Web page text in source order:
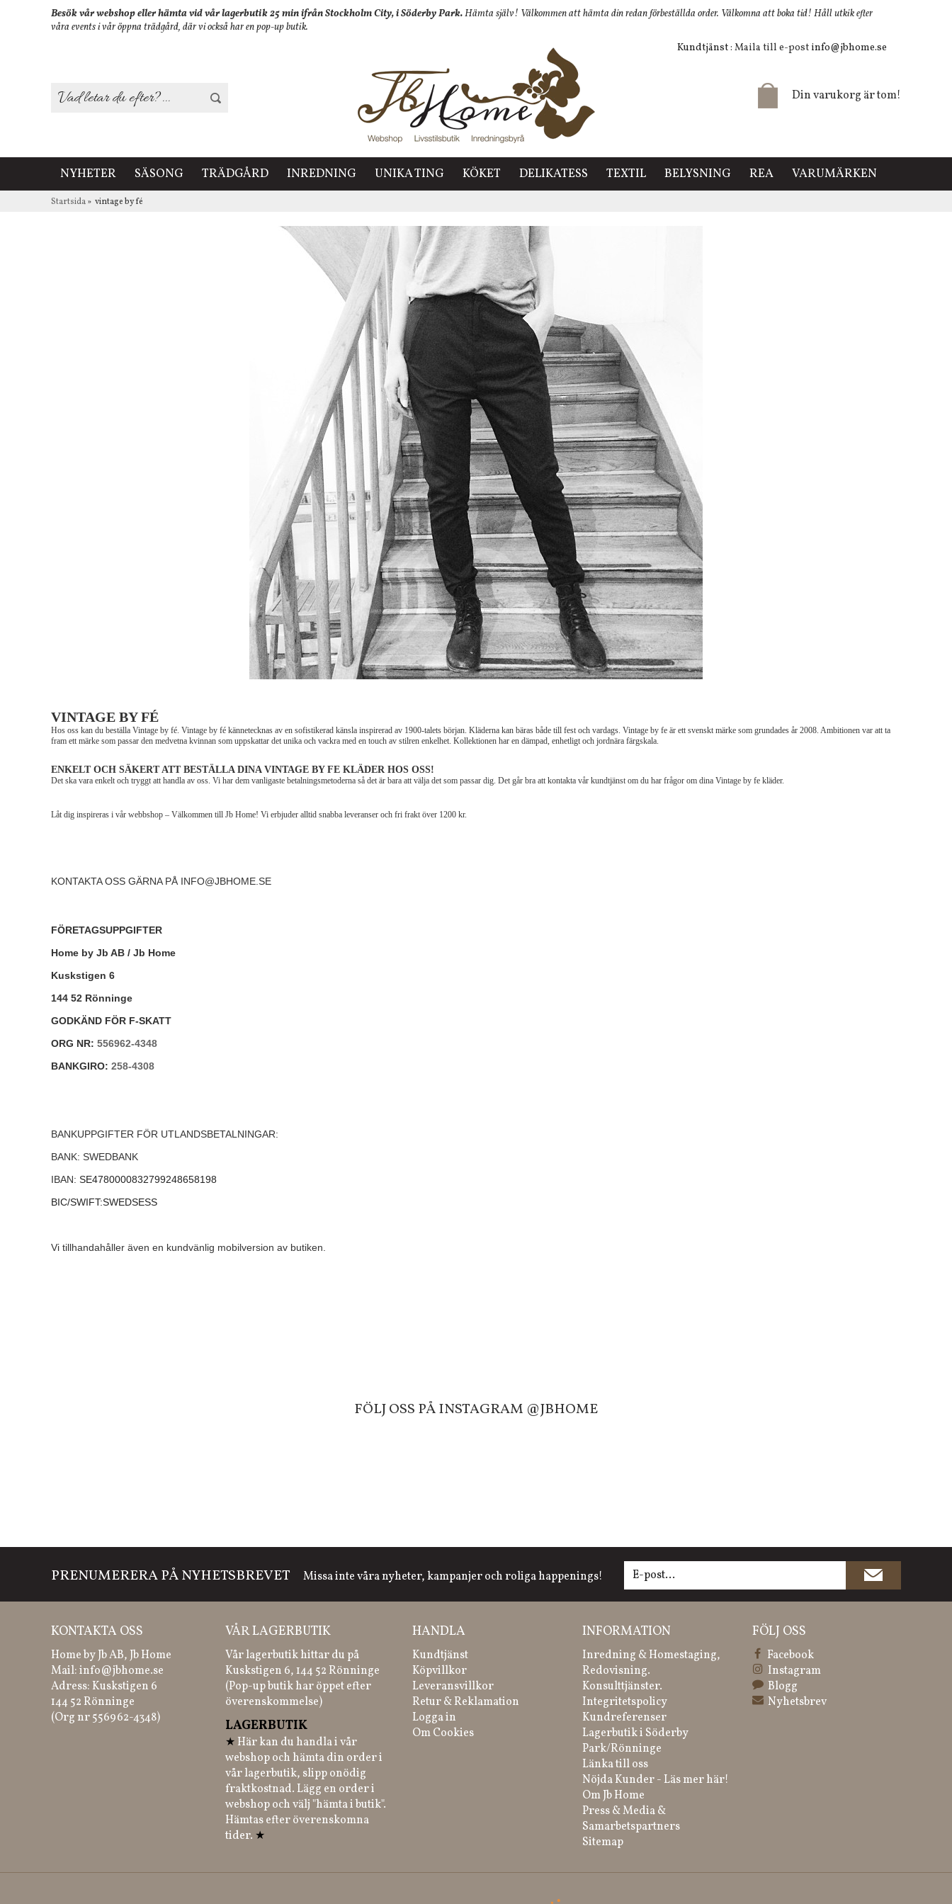
Besök vår webshop eller hämta vid vår lagerbutik 25 min ifrån Stockholm City, i Söderby Park.Hämta själv! Välkommen att hämta din redan förbeställda order. Välkomna att boka tid! Håll utkik efter
våra events i vår öppna trädgård, där vi också har en pop-up butik.
Kundtjänst: Maila till e-post info@jbhome.se
Din varukorg är tom!
NYHETER SÄSONG TRÄDGÅRD INREDNING UNIKA TING KÖKET DELIKATESS TEXTIL BELYSNING REA VARUMÄRKEN
Startsida» vintage by fé
VINTAGE BY FÉ
Hos oss kan du beställa Vintage by fé. Vintage by fé kännetecknas av en sofistikerad känsla inspirerad av 1900-talets början. Kläderna kan bäras både till fest och vardags. Vintage by fe är ett svenskt märke som grundades år 2008. Ambitionen var att ta
fram ett märke som passar den medvetna kvinnan som uppskattar det unika och vackra med en touch av stilren enkelhet. Kollektionen har en dämpad, enhetligt och jordnära färgskala.
ENKELT OCH SÄKERT ATT BESTÄLLA DINA VINTAGE BY FE KLÄDER HOS OSS!
Det ska vara enkelt och tryggt att handla av oss. Vi har dem vanligaste betalningsmetoderna så det är bara att välja det som passar dig. Det går bra att kontakta vår kundtjänst om du har frågor om dina Vintage by fe kläder.
Låt dig inspireras i vår webbshop – Välkommen till Jb Home! Vi erbjuder alltid snabba leveranser och fri frakt över 1200 kr.
KONTAKTA OSS GÄRNA PÅ INFO@JBHOME.SE
FÖRETAGSUPPGIFTER
Home by Jb AB / Jb Home
Kuskstigen 6
144 52 Rönninge
GODKÄND FÖR F-SKATT
ORG NR: 556962-4348
BANKGIRO: 258-4308
BANKUPPGIFTER FÖR UTLANDSBETALNINGAR:
BANK: SWEDBANK
IBAN: SE4780000832799248658198
BIC/SWIFT:SWEDSESS
Vi tillhandahåller även en kundvänlig mobilversion av butiken.
FÖLJ OSS PÅ INSTAGRAM @JBHOME
PRENUMERERA PÅ NYHETSBREVET Missa inte våra nyheter, kampanjer och roliga happenings!
KONTAKTA OSS
Home by Jb AB, Jb Home
Mail:info@jbhome.se
Adress: Kuskstigen 6
144 52 Rönninge
(Org nr 556962-4348)
VÅR LAGERBUTIK
Vår lagerbutik hittar du på
Kuskstigen 6, 144 52 Rönninge
(Pop-up butik har öppet efter
överenskommelse)
LAGERBUTIK
★ Här kan du handla i vår
webshop och hämta din order i
vår lagerbutik, slipp onödig
fraktkostnad. Lägg en order i
webshop och välj "hämta i butik".
Hämtas efter överenskomna
tider. ★
HANDLA
Kundtjänst
Köpvillkor
Leveransvillkor
Retur & Reklamation
Logga in
Om Cookies
INFORMATION
Inredning & Homestaging,
Redovisning.
Konsulttjänster.
Integritetspolicy
Kundreferenser
Lagerbutik i Söderby
Park/Rönninge
Länka till oss
Nöjda Kunder - Läs mer här!
Om Jb Home
Press & Media &
Samarbetspartners
Sitemap
FÖLJ OSS
Facebook
Instagram
Blogg
Nyhetsbrev